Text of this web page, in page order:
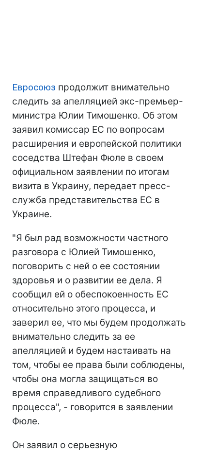
Евросоюз продолжит внимательно
следить за апелляцией экс-премьер-
министра Юлии Тимошенко. Об этом
заявил комиссар ЕС по вопросам
расширения и европейской политики
соседства Штефан Фюле в своем
официальном заявлении по итогам
визита в Украину, передает пресс-
служба представительства ЕС в
Украине.
"Я был рад возможности частного
разговора с Юлией Тимошенко,
поговорить с ней о ее состоянии
здоровья и о развитии ее дела. Я
сообщил ей о обеспокоенность ЕС
относительно этого процесса, и
заверил ее, что мы будем продолжать
внимательно следить за ее
апелляцией и будем настаивать на
том, чтобы ее права были соблюдены,
чтобы она могла защищаться во
время справедливого судебного
процесса", - говорится в заявлении
Фюле.
Он заявил о серьезную